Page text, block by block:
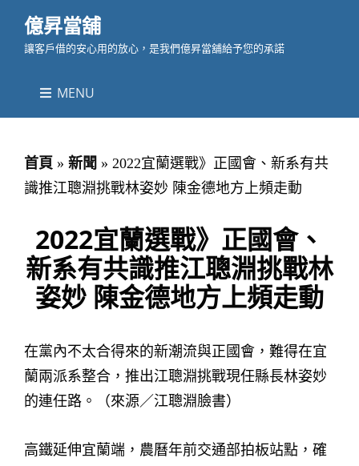
億昇當舖
讓客戶借的安心用的放心，是我們億昇當舖給予您的承諾
MENU
首頁 » 新聞 » 2022宜蘭選戰》正國會、新系有共
識推江聰淵挑戰林姿妙 陳金德地方上頻走動
2022宜蘭選戰》正國會、
新系有共識推江聰淵挑戰林
姿妙 陳金德地方上頻走動
在黨內不太合得來的新潮流與正國會，難得在宜
蘭兩派系整合，推出江聰淵挑戰現任縣長林姿妙
的連任路。（來源／江聰淵臉書）
高鐵延伸宜蘭端，農曆年前交通部拍板站點，確